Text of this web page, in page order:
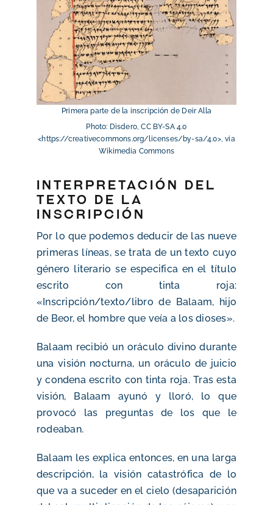
Primera parte de la inscripción de Deir Alla
Photo: Disdero, CC BY-SA 4.0
<https://creativecommons.org/licenses/by-sa/4.0>, via
Wikimedia Commons
Interpretación del
texto de la
inscripción
Por lo que podemos deducir de las nueve
primeras líneas, se trata de un texto cuyo
género literario se especifica en el título
escrito con tinta roja:
«Inscripción/texto/libro de Balaam, hijo
de Beor, el hombre que veía a los dioses».
Balaam recibió un oráculo divino durante
una visión nocturna, un oráculo de juicio
y condena escrito con tinta roja. Tras esta
visión, Balaam ayunó y lloró, lo que
provocó las preguntas de los que le
rodeaban.
Balaam les explica entonces, en una larga
descripción, la visión catastrófica de lo
que va a suceder en el cielo (desaparición